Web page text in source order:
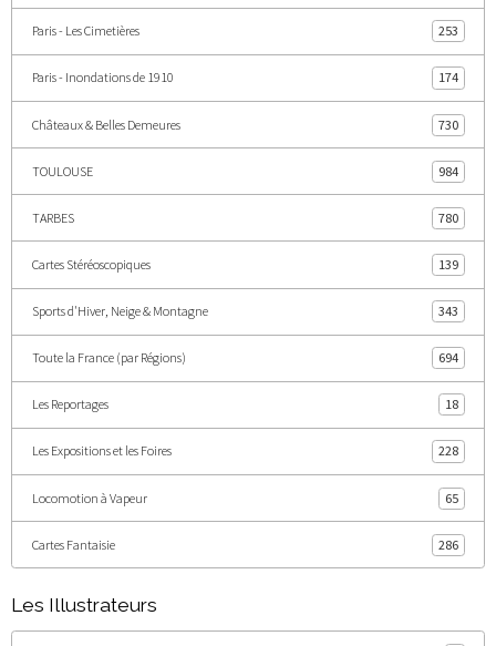
Paris - Les Cimetières 253
Paris - Inondations de 1910 174
Châteaux & Belles Demeures 730
TOULOUSE 984
TARBES 780
Cartes Stéréoscopiques 139
Sports d'Hiver, Neige & Montagne 343
Toute la France (par Régions) 694
Les Reportages 18
Les Expositions et les Foires 228
Locomotion à Vapeur 65
Cartes Fantaisie 286
Les Illustrateurs